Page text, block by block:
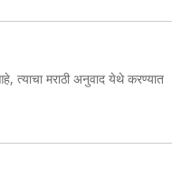
त्याचा मराठी अनुवाद येथे करण्यात